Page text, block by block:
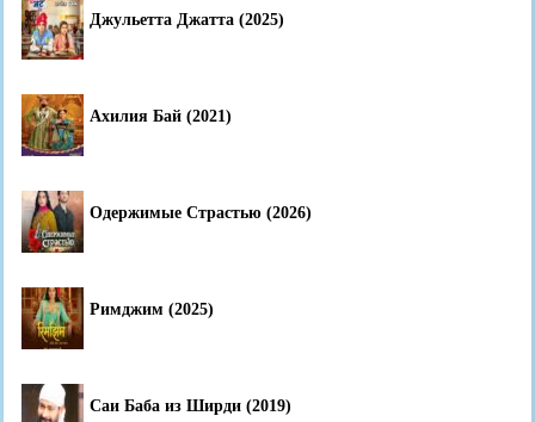
Джульетта Джатта (2025)
Ахилия Бай (2021)
Одержимые Страстью (2026)
Римджим (2025)
Саи Баба из Ширди (2019)